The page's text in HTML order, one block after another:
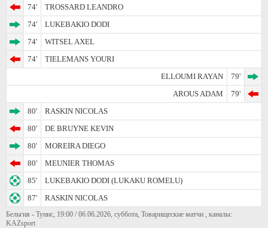
74'
TROSSARD LEANDRO
74'
LUKEBAKIO DODI
74'
WITSEL AXEL
74'
TIELEMANS YOURI
ELLOUMI RAYAN
79'
AROUS ADAM
79'
80'
RASKIN NICOLAS
80'
DE BRUYNE KEVIN
80'
MOREIRA DIEGO
80'
MEUNIER THOMAS
85'
LUKEBAKIO DODI (LUKAKU ROMELU)
87'
RASKIN NICOLAS
Бельгия - Тунис, 19:00 / 06.06.2026, суббота, Товарищеские матчи , каналы:
KAZsport